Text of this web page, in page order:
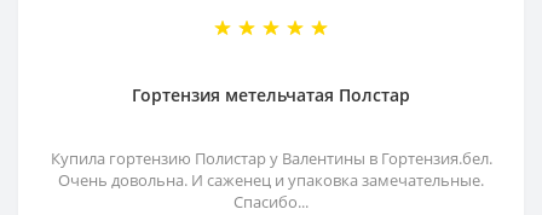
Гортензия метельчатая Полстар
Купила гортензию Полистар у Валентины в Гортензия.бел.
Очень довольна. И саженец и упаковка замечательные.
Спасибо...